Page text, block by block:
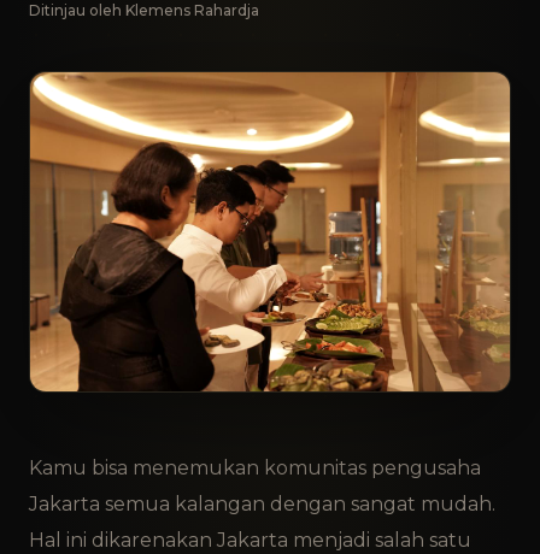
Ditinjau oleh Klemens Rahardja
Kamu bisa menemukan komunitas pengusaha
Jakarta semua kalangan dengan sangat mudah.
Hal ini dikarenakan Jakarta menjadi salah satu